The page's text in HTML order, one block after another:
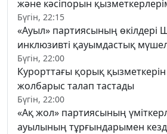
және кәсіпорын
Бүгін, 22:15
«Ауыл» партиясының өкілдері
инклюзивті қауымдастық
Бүгін, 22:00
Курорттағы қорық
жолбарыс талап тастады
Бүгін, 22:00
«Ақ жол» партиясының
ауылының тұрғындарымен